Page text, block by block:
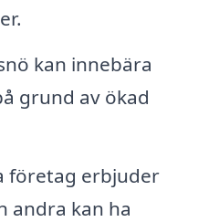
kan innebära
grund av ökad
företag erbjuder
andra kan ha